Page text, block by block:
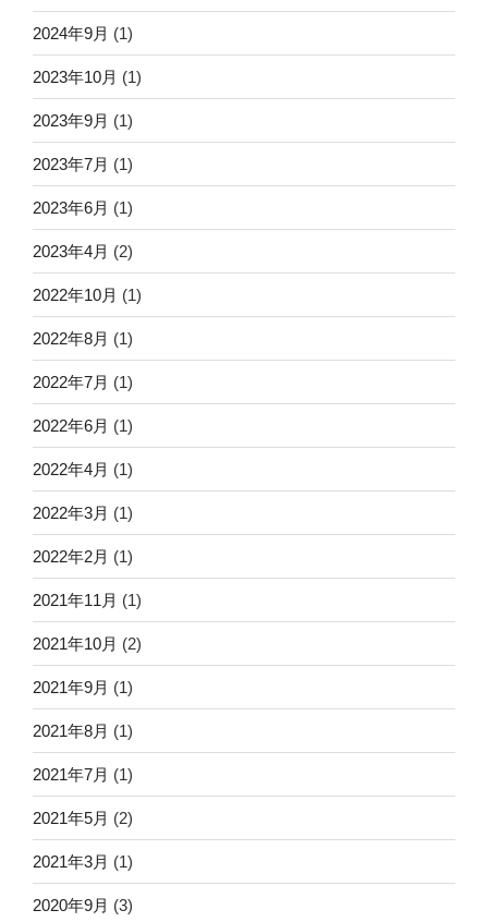
2024年9月 (1)
2023年10月 (1)
2023年9月 (1)
2023年7月 (1)
2023年6月 (1)
2023年4月 (2)
2022年10月 (1)
2022年8月 (1)
2022年7月 (1)
2022年6月 (1)
2022年4月 (1)
2022年3月 (1)
2022年2月 (1)
2021年11月 (1)
2021年10月 (2)
2021年9月 (1)
2021年8月 (1)
2021年7月 (1)
2021年5月 (2)
2021年3月 (1)
2020年9月 (3)